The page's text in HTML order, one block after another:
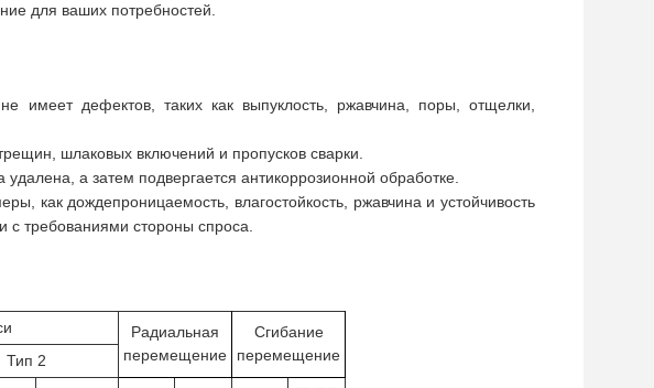
для ваших потребностей.
имеет дефектов, таких как выпуклость, ржавчина, поры, отщелки,
шлаковых включений и пропусков сварки.
а затем подвергается антикоррозионной обработке.
как дождепроницаемость, влагостойкость, ржавчина и устойчивость
с требованиями стороны спроса.
Радиальная
перемещение
Сгибание
перемещение
Тип 2